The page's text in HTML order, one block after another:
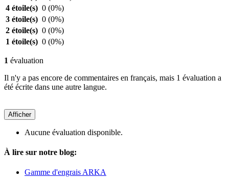
4 étoile(s) 0 (0%)
3 étoile(s) 0 (0%)
2 étoile(s) 0 (0%)
1 étoile(s) 0 (0%)
1 évaluation
Il n'y a pas encore de commentaires en français, mais 1 évaluation a
été écrite dans une autre langue.
Afficher
Aucune évaluation disponible.
À lire sur notre blog:
Gamme d'engrais ARKA